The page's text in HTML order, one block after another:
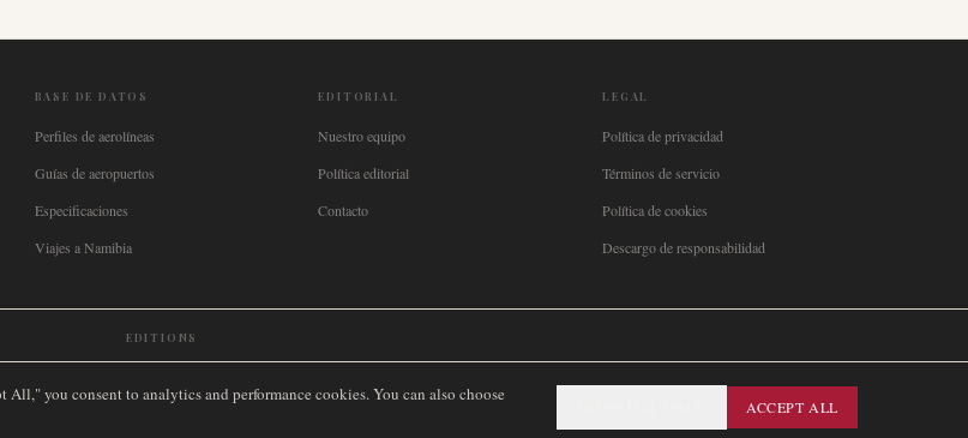
BASE DE DATOS
Perfiles de aerolíneas
Guías de aeropuertos
Especificaciones
Viajes a Namibia
EDITORIAL
Nuestro equipo
Política editorial
Contacto
LEGAL
Política de privacidad
Términos de servicio
Política de cookies
Descargo de responsabilidad
EDITIONS
SITEMAP
you consent to analytics and performance cookies. You can also choose
ACCEPT ALL